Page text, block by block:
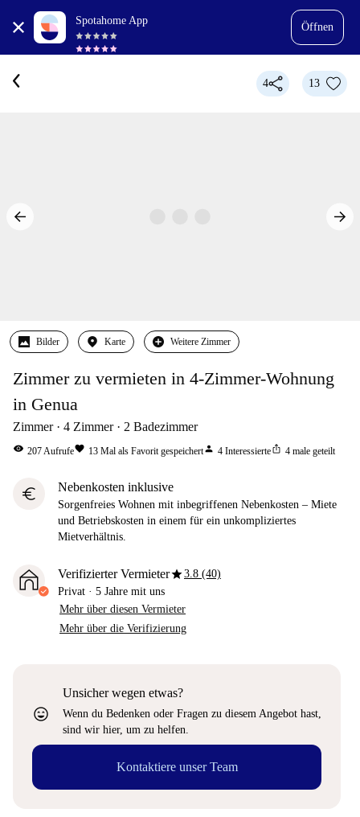
Spotahome App
Öffnen
4 13
Bilder Karte Weitere Zimmer
Zimmer zu vermieten in 4-Zimmer-Wohnung
in Genua
Zimmer 4 Zimmer 2 Badezimmer
visibility 207Aufrufefavorite 13 Mal als Favorit gespeichertperson 4 Interessierteios_share 4 male geteilt
euro Nebenkosten inklusive
Sorgenfreies Wohnen mit inbegriffenen Nebenkosten – Miete
und Betriebskosten in einem für ein unkompliziertes
Mietverhältnis.
Verifizierter Vermieterstar3.8 (40)
Privat · 5 Jahre mit uns
Mehr über diesen Vermieter
Mehr über die Verifizierung
sentiment_very_satisfied
Unsicher wegen etwas?
Wenn du Bedenken oder Fragen zu diesem Angebot hast,
sind wir hier, um zu helfen.
Kontaktiere unser Team